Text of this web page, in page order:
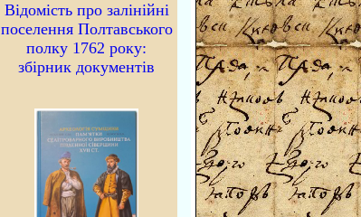
Відомість про залінійні
поселення Полтавського
полку 1762 року:
збірник документів